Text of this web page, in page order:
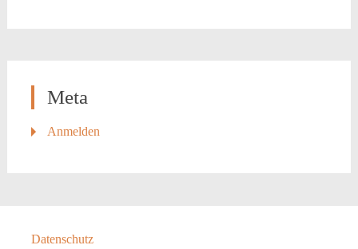
Meta
Anmelden
Datenschutz